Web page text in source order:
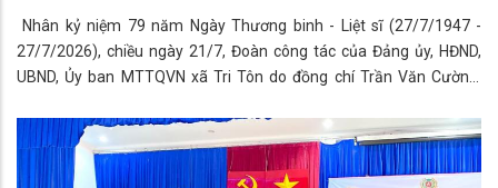
Nhân kỷ niệm 79 năm Ngày Thương binh - Liệt sĩ (27/7/1947 -
27/7/2026), chiều ngày 21/7, Đoàn công tác của Đảng ủy, HĐND,
UBND, Ủy ban MTTQVN xã Tri Tôn do đồng chí Trần Văn Cường,
cùng các thành viên trong đoàn đến thăm, tặng quà các gia đình
chính sách tiêu biểu, thương binh, bệnh binh, người có công với
cách mạng và thân nhân liệt sĩ trên địa bàn xã.